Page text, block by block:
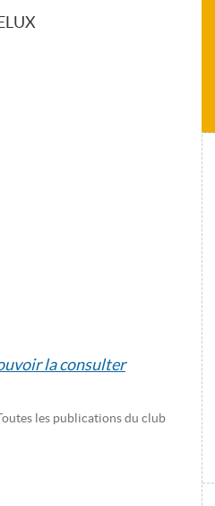
la consulter
les publications du club